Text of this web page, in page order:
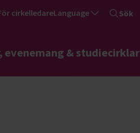
cirkelledareLanguage Sök
evenemang & studiecirklar